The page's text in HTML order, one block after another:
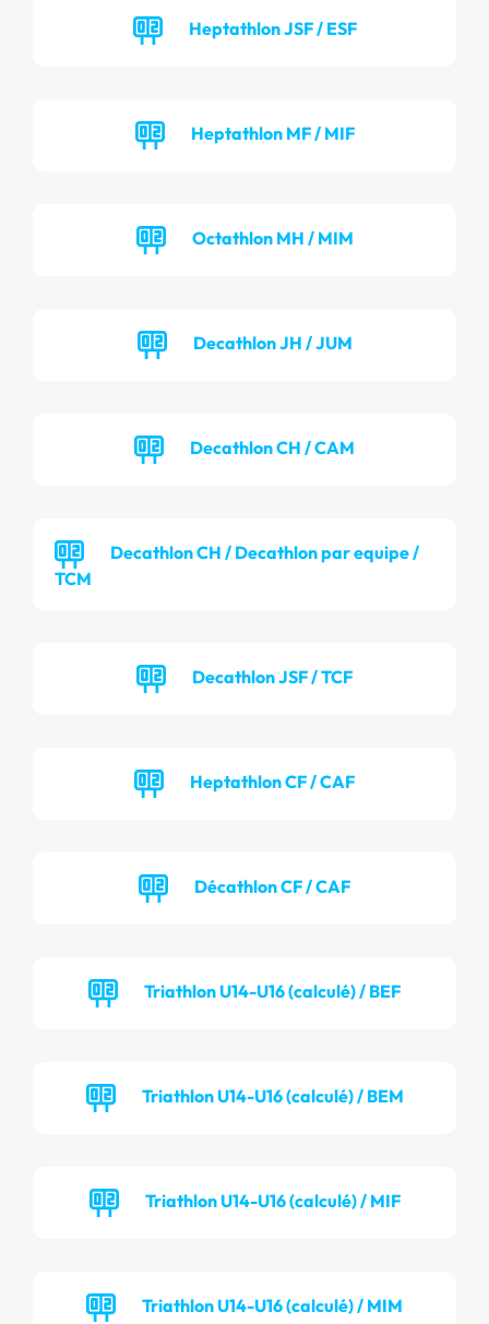
Heptathlon JSF / ESF
Heptathlon MF / MIF
Octathlon MH / MIM
Decathlon JH / JUM
Decathlon CH / CAM
Decathlon CH / Decathlon par equipe /
TCM
Decathlon JSF / TCF
Heptathlon CF / CAF
Décathlon CF / CAF
Triathlon U14-U16 (calculé) / BEF
Triathlon U14-U16 (calculé) / BEM
Triathlon U14-U16 (calculé) / MIF
Triathlon U14-U16 (calculé) / MIM